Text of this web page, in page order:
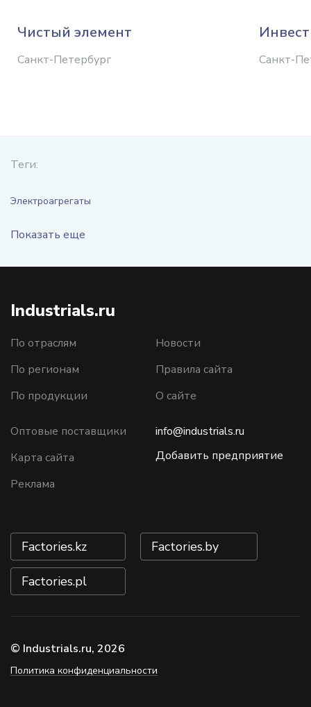
Чистый элемент
Санкт-Петербург Санкт-
Теги:
Электроагрегаты
Показать еще
Industrials.ru
По отраслям
По регионам
По продукции
Новости
Правила сайта
О сайте
Оптовые поставщики
Карта сайта
Реклама
info@industrials.ru
Добавить предприятие
Factories.kz Factories.by
Factories.pl
© Industrials.ru, 2026
Политика конфиденциальности